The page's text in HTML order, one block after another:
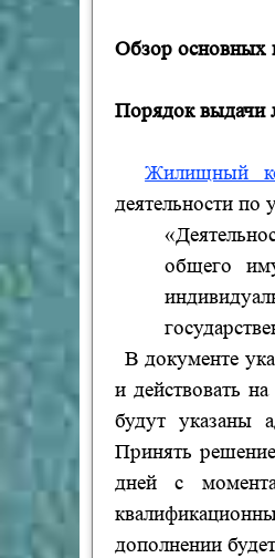
Обзор основных
Порядок выдачи
Жилищный
деятельности
общего
В документе
и действовать
будут указаны
Принять
дней с
дополнении